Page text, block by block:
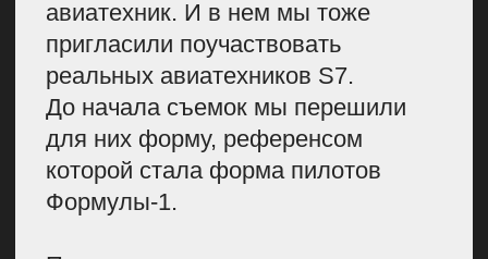
дорогое. А иногда можно
и получить дополнительные
бесплатные охваты — как у нас
получилось на Патриках. Так что
верьте в себя, создавайте крутые
спецпроекты и ничего не бойтесь!